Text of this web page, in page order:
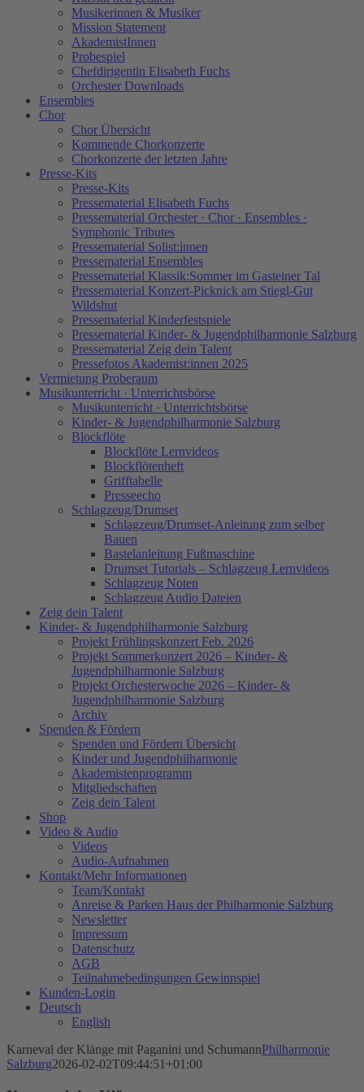
Musikerinnen & Musiker
Mission Statement
AkademistInnen
Probespiel
Chefdirigentin Elisabeth Fuchs
Orchester Downloads
Ensembles
Chor
Chor Übersicht
Kommende Chorkonzerte
Chorkonzerte der letzten Jahre
Presse-Kits
Presse-Kits
Pressematerial Elisabeth Fuchs
Pressematerial Orchester · Chor · Ensembles ·
Symphonic Tributes
Pressematerial Solist:innen
Pressematerial Ensembles
Pressematerial Klassik:Sommer im Gasteiner Tal
Pressematerial Konzert-Picknick am Stiegl-Gut
Wildshut
Pressematerial Kinderfestspiele
Pressematerial Kinder- & Jugendphilharmonie Salzburg
Pressematerial Zeig dein Talent
Pressefotos Akademist:innen 2025
Vermietung Proberaum
Musikunterricht · Unterrichtsbörse
Musikunterricht · Unterrichtsbörse
Kinder- & Jugendphilharmonie Salzburg
Blockflöte
Blockflöte Lernvideos
Blockflötenheft
Grifftabelle
Presseecho
Schlagzeug/Drumset
Schlagzeug/Drumset-Anleitung zum selber
Bauen
Bastelanleitung Fußmaschine
Drumset Tutorials – Schlagzeug Lernvideos
Schlagzeug Noten
Schlagzeug Audio Dateien
Zeig dein Talent
Kinder- & Jugendphilharmonie Salzburg
Projekt Frühlingskonzert Feb. 2026
Projekt Sommerkonzert 2026 – Kinder- &
Jugendphilharmonie Salzburg
Projekt Orchesterwoche 2026 – Kinder- &
Jugendphilharmonie Salzburg
Archiv
Spenden & Fördern
Spenden und Fördern Übersicht
Kinder und Jugendphilharmonie
Akademistenprogramm
Mitgliedschaften
Zeig dein Talent
Shop
Video & Audio
Videos
Audio-Aufnahmen
Kontakt/Mehr Informationen
Team/Kontakt
Anreise & Parken Haus der Philharmonie Salzburg
Newsletter
Impressum
Datenschutz
AGB
Teilnahmebedingungen Gewinnspiel
Kunden-Login
Deutsch
English
Karneval der Klänge mit Paganini und SchumannPhilharmonie
Salzburg2026-02-02T09:44:51+01:00